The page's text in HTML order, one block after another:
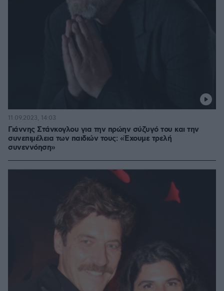
Γιάννης Στάνκογλου για την πρώην σύζυγό του και την
συνεπιμέλεια των παιδιών τους: «Έχουμε τρελή
συνεννόηση»
11.09.2023, 14:03